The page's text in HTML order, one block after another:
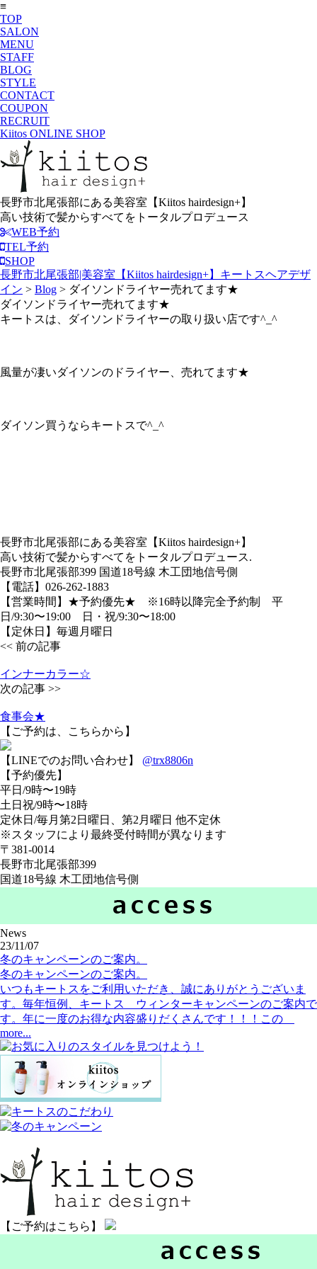
≡
TOP
SALON
MENU
STAFF
BLOG
STYLE
CONTACT
COUPON
RECRUIT
Kiitos ONLINE SHOP
長野市北尾張部にある美容室【Kiitos hairdesign+】
高い技術で髪からすべてをトータルプロデュース
WEB予約
TEL予約
SHOP
長野市北尾張部|美容室【Kiitos hairdesign+】キートスヘアデザ
イン > Blog > ダイソンドライヤー売れてます★
ダイソンドライヤー売れてます★
キートスは、ダイソンドライヤーの取り扱い店です^_^
風量が凄いダイソンのドライヤー、売れてます★
ダイソン買うならキートスで^_^
長野市北尾張部にある美容室【Kiitos hairdesign+】
高い技術で髪からすべてをトータルプロデュース.
長野市北尾張部399 国道18号線 木工団地信号側
【電話】026-262-1883
【営業時間】★予約優先★ ※16時以降完全予約制 平
日/9:30〜19:00 日・祝/9:30〜18:00
【定休日】毎週月曜日
<< 前の記事
インナーカラー☆
次の記事 >>
食事会★
【ご予約は、こちらから】
【LINEでのお問い合わせ】 @trx8806n
【予約優先】
平日/9時〜19時
土日祝/9時〜18時
定休日/毎月第2日曜日、第2月曜日 他不定休
※スタッフにより最終受付時間が異なります
〒381-0014
長野市北尾張部399
国道18号線 木工団地信号側
News
23/11/07
冬のキャンペーンのご案内。
冬のキャンペーンのご案内。
いつもキートスをご利用いただき、誠にありがとうございま
す。毎年恒例、キートス ウィンターキャンペーンのご案内で
す。年に一度のお得な内容盛りだくさんです！！！この
more...
【ご予約はこちら】